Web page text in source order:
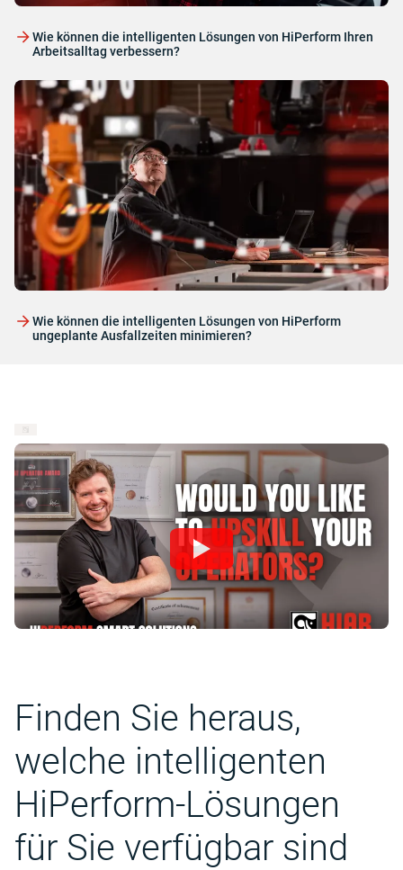
Wie können die intelligenten Lösungen von HiPerform Ihren
Arbeitsalltag verbessern?
Wie können die intelligenten Lösungen von HiPerform
ungeplante Ausfallzeiten minimieren?
Finden Sie heraus,
welche intelligenten
HiPerform-Lösungen
für Sie verfügbar sind